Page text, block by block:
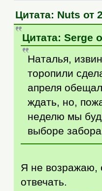
Цитата: Nuts от
Цитата: Serge
Наталья,
торопили
апреля
ждать, но,
неделю мы
выборе
Я не возражаю,
отвечать.